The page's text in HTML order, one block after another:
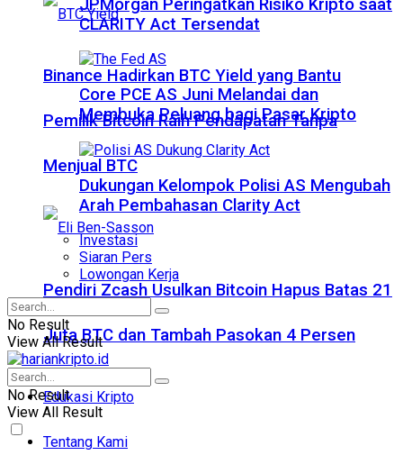
Binance Hadirkan BTC Yield yang Bantu
Pemilik Bitcoin Raih Pendapatan Tanpa
Menjual BTC
Pendiri Zcash Usulkan Bitcoin Hapus Batas 21
Juta BTC dan Tambah Pasokan 4 Persen
Edukasi Kripto
Tentang Kami
JPMorgan Peringatkan Risiko Kripto saat
CLARITY Act Tersendat
Core PCE AS Juni Melandai dan
Membuka Peluang bagi Pasar Kripto
Dukungan Kelompok Polisi AS Mengubah
Arah Pembahasan Clarity Act
Investasi
Siaran Pers
Lowongan Kerja
No Result
View All Result
No Result
View All Result